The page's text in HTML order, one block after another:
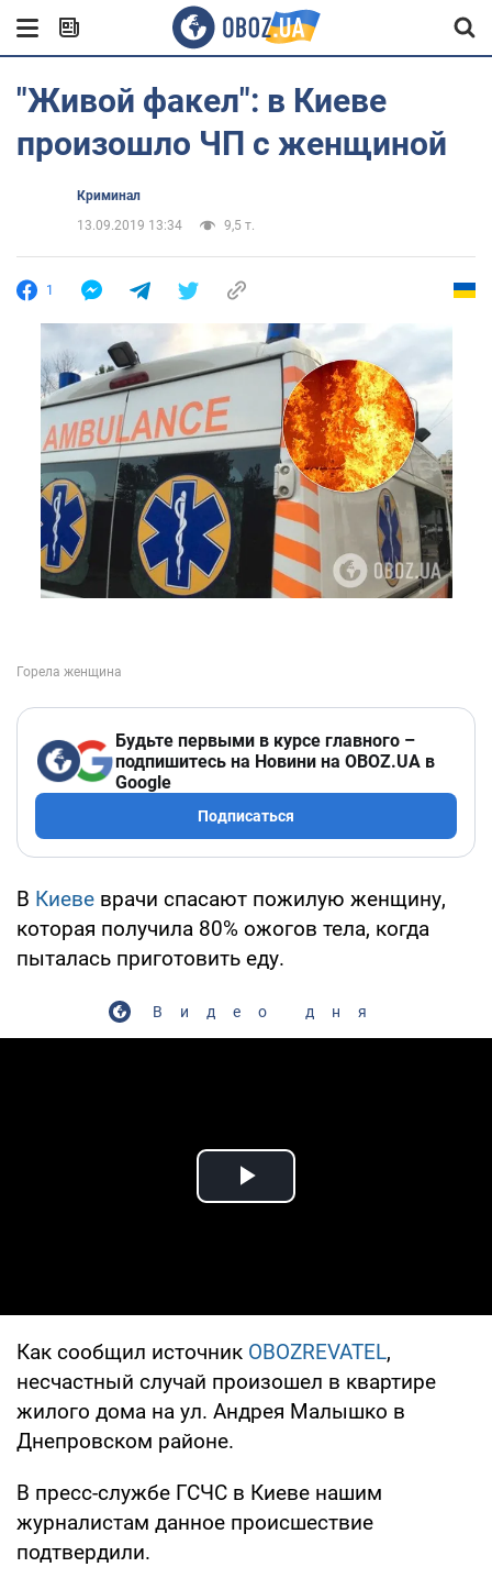
"Живой факел": в Киеве
произошло ЧП с женщиной
Криминал
13.09.2019 13:34
9,5 т.
1
Будьте первыми в курсе главного –
подпишитесь на Новини на OBOZ.UA в
Google
Подписаться
В Киеве врачи спасают пожилую женщину,
которая получила 80% ожогов тела, когда
пыталась приготовить еду.
Видео дня
Play Video
Как сообщил источник OBOZREVATEL,
несчастный случай произошел в квартире
жилого дома на ул. Андрея Малышко в
Днепровском районе.
В пресс-службе ГСЧС в Киеве нашим
журналистам данное происшествие
подтвердили.